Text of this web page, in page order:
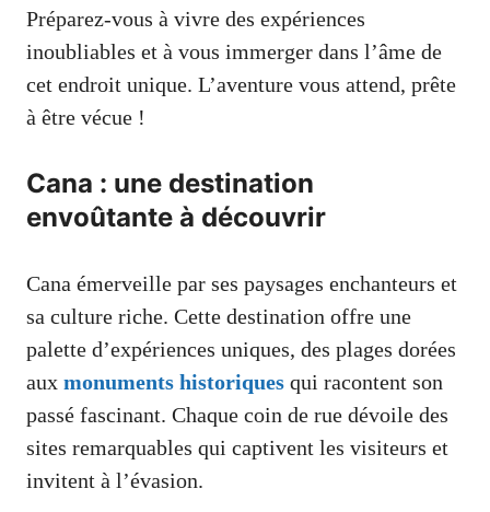
Préparez-vous à vivre des expériences
inoubliables et à vous immerger dans l’âme de
cet endroit unique. L’aventure vous attend, prête
à être vécue !
Cana : une destination
envoûtante à découvrir
Cana émerveille par ses paysages enchanteurs et
sa culture riche. Cette destination offre une
palette d’expériences uniques, des plages dorées
aux monuments historiques qui racontent son
passé fascinant. Chaque coin de rue dévoile des
sites remarquables qui captivent les visiteurs et
invitent à l’évasion.